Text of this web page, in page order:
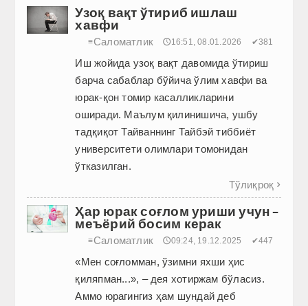
Узоқ вақт ўтириб ишлаш
хавфи
≡Саломатлик 🕔16:51, 08.01.2026 ✔381
Иш жойида узоқ вақт давомида ўтириш
барча сабаблар бўйича ўлим хавфи ва
юрак-қон томир касалликларини
оширади. Маълум қилинишича, ушбу
тадқиқот Тайваннинг Тайбэй тиббиёт
университети олимлари томонидан
ўтказилган.
Тўлиқроқ 
Ҳар юрак соғлом уриши учун –
меъёрий босим керак
≡Саломатлик 🕔09:24, 19.12.2025 ✔447
«Мен соғломман, ўзимни яхши ҳис
қиляпман...», – дея хотиржам бўласиз.
Аммо юрагингиз ҳам шундай деб